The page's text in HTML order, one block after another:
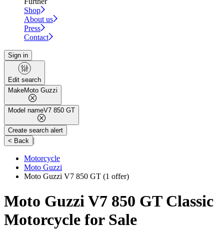
Shop
About us
Press
Contact
Sign in
Edit search
MakeMoto Guzzi
Model nameV7 850 GT
Create search alert
< Back |
Motorcycle
Moto Guzzi
Moto Guzzi V7 850 GT (1 offer)
Moto Guzzi V7 850 GT Classic
Motorcycle for Sale